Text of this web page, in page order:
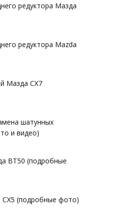
редуктора Мазда
редуктора Mazda
Мазда СХ7
шатунных
и видео)
BT50 (подробные
(подробные фото)